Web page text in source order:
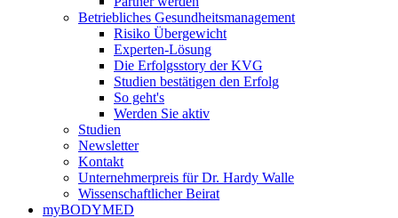
Betriebliches Gesundheitsmanagement
Risiko Übergewicht
Experten-Lösung
Die Erfolgsstory der KVG
Studien bestätigen den Erfolg
So geht's
Werden Sie aktiv
Studien
Newsletter
Kontakt
Unternehmerpreis für Dr. Hardy Walle
Wissenschaftlicher Beirat
myBODYMED